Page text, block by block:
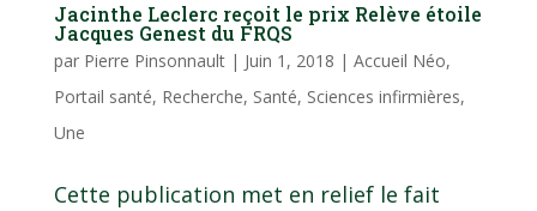
Jacinthe Leclerc reçoit le prix Relève étoile
Jacques Genest du FRQS
par Pierre Pinsonnault| Juin 1, 2018 | Accueil Néo,
Portail santé, Recherche, Santé, Sciences infirmières,
Une
Cette publication met en relief le fait